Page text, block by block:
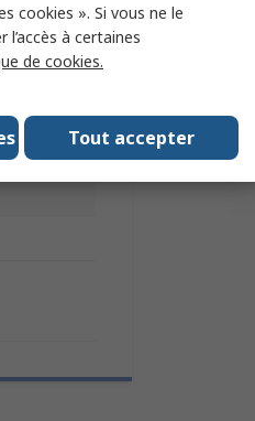
cookies ». Si vous ne le
à certaines
de cookies.
Tout accepter